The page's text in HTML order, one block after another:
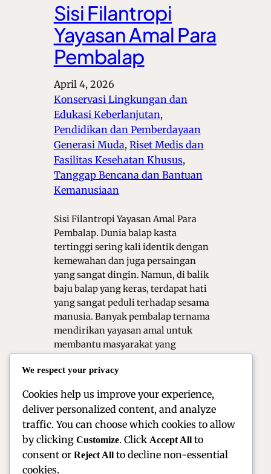
Sisi Filantropi
Yayasan Amal Para
Pembalap
April 4, 2026
Konservasi Lingkungan dan
Edukasi Keberlanjutan ,
Pendidikan dan Pemberdayaan
Generasi Muda, Riset Medis dan
Fasilitas Kesehatan Khusus ,
Tanggap Bencana dan Bantuan
Kemanusiaan
Sisi Filantropi Yayasan Amal Para
Pembalap. Dunia balap kasta
tertinggi sering kali identik dengan
kemewahan dan juga persaingan
yang sangat dingin. Namun, di balik
baju balap yang keras, terdapat hati
yang sangat peduli terhadap sesama
manusia. Banyak pembalap ternama
mendirikan yayasan amal untuk
membantu masyarakat yang
dunia. Mereka menggunakan
We respect your privacy
Cookies help us improve your experience,
deliver personalized content, and analyze
traffic. You can choose which cookies to allow
by clicking Customize. Click Accept All to
consent or Reject All to decline non-essential
cookies.